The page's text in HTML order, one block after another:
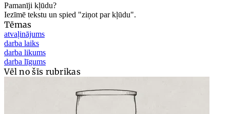
Pamanīji kļūdu?
Iezīmē tekstu un spied "ziņot par kļūdu".
Tēmas
atvaļinājums
darba laiks
darba likums
darba līgums
Vēl no šīs rubrikas